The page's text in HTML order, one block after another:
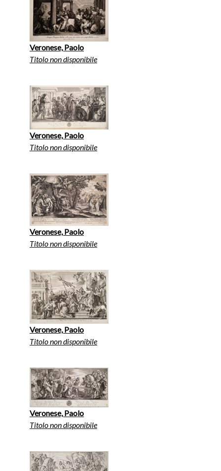
Veronese, Paolo
Titolo non disponibile
Veronese, Paolo
Titolo non disponibile
Veronese, Paolo
Titolo non disponibile
Veronese, Paolo
Titolo non disponibile
Veronese, Paolo
Titolo non disponibile